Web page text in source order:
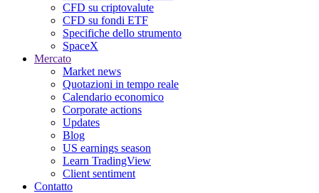
CFD su criptovalute
CFD su fondi ETF
Specifiche dello strumento
SpaceX
Mercato
Market news
Quotazioni in tempo reale
Calendario economico
Corporate actions
Updates
Blog
US earnings season
Learn TradingView
Client sentiment
Contatto